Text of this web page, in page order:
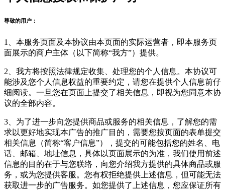
尊敬的用户：
1、本服务页面及本协议由本页面的实际运营者，即本服务页
面展示的商户主体（以下简称“我方”）提供。
2、我方将按照法律规定收集、处理您的个人信息。本协议可
能涉及您个人信息权益的重要约定，请您在提供个人信息前仔
细阅读。一旦您在页面上提交了相关信息，即视为您同意本协
议的全部内容。
3、为了进一步向您提供商品或服务的相关信息，了解您的需
求以更好地实现本广告的推广目的，需要您按页面的表单提交
相关信息（简称“客户信息”），提交的可能包括您的姓名、电
话、邮箱、地址信息，具体以页面展示的为准，我们使用前述
信息的目的在于与您联络，向您介绍我方提供的具体商品或服
务，或为您提供客服。您有权拒绝提供上述信息，但可能无法
获取进一步的广告服务。如您提供了上述信息，您应保证所有